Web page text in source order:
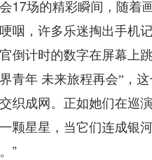
17场的精彩瞬间，随着
咽，许多乐迷掏出手机
倒计时的数字在屏幕上
青年 未来旅程再会”，
织成网。正如她们在巡
颗星星，当它们连成银
”